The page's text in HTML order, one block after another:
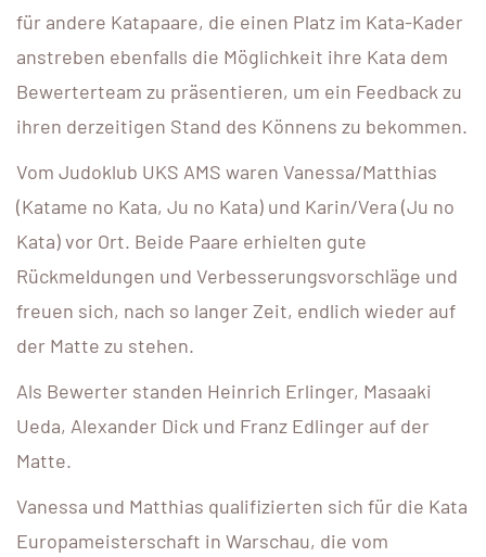
für andere Katapaare, die einen Platz im Kata-Kader
anstreben ebenfalls die Möglichkeit ihre Kata dem
Bewerterteam zu präsentieren, um ein Feedback zu
ihren derzeitigen Stand des Könnens zu bekommen.
Vom Judoklub UKS AMS waren Vanessa/Matthias
(Katame no Kata, Ju no Kata) und Karin/Vera (Ju no
Kata) vor Ort. Beide Paare erhielten gute
Rückmeldungen und Verbesserungsvorschläge und
freuen sich, nach so langer Zeit, endlich wieder auf
der Matte zu stehen.
Als Bewerter standen Heinrich Erlinger, Masaaki
Ueda, Alexander Dick und Franz Edlinger auf der
Matte.
Vanessa und Matthias qualifizierten sich für die Kata
Europameisterschaft in Warschau, die vom